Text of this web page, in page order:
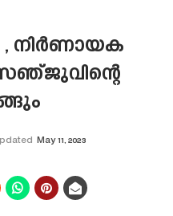
, നിർണായക
സഞ്ജുവിന്റെ
May 11, 2023